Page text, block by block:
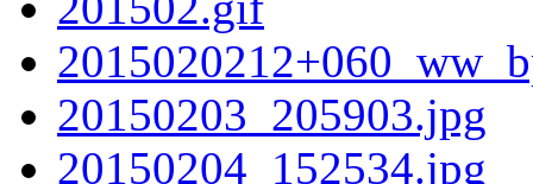
20150203_205903.jpg
20150204_152534.jpg